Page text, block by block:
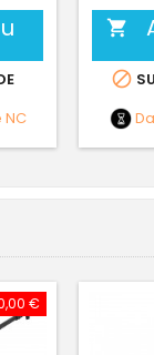
NC


€